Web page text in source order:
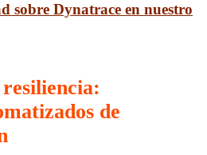
sobre Dynatrace en nuestro
de